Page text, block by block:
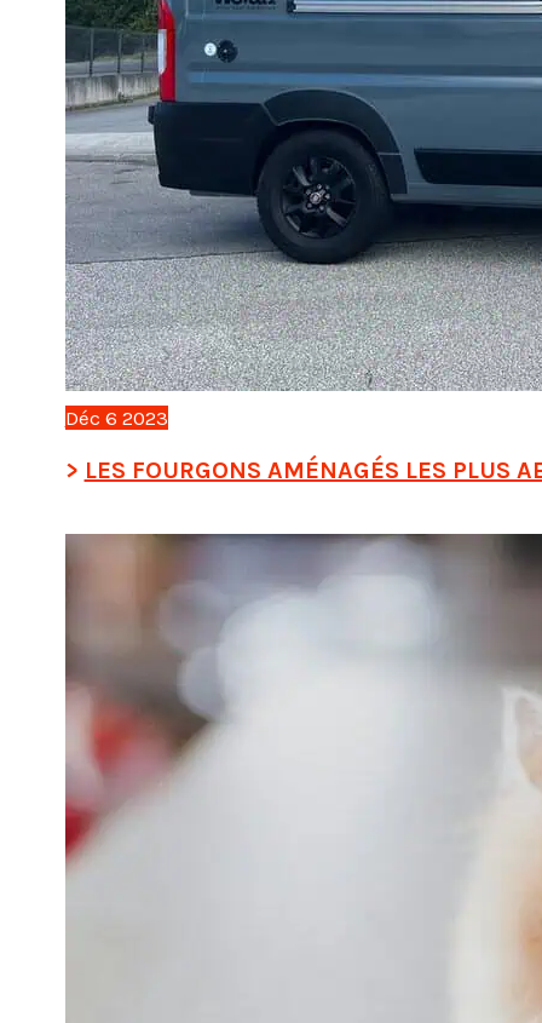
Déc 6 2023
LES FOURGONS AMÉNAGÉS LES PLUS